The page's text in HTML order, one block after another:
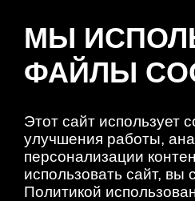
МЫ
ФАЙЛЫ
Этот сайт использует
улучшения работы,
персонализации
использовать сайт, вы
Политикой